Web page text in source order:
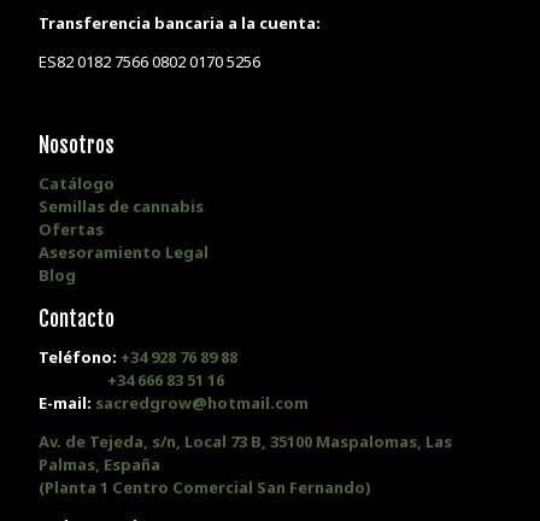
Transferencia bancaria a la cuenta:
ES82 0182 7566 0802 0170 5256
Nosotros
Catálogo
Semillas de cannabis
Ofertas
Asesoramiento Legal
Blog
Contacto
Teléfono: +34 928 76 89 88
+34 666 83 51 16
E-mail: sacredgrow@hotmail.com
Av. de Tejeda, s/n, Local 73 B, 35100 Maspalomas, Las
Palmas, España
(Planta 1 Centro Comercial San Fernando)